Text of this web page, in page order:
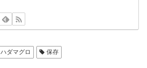
ダマグロ 保存